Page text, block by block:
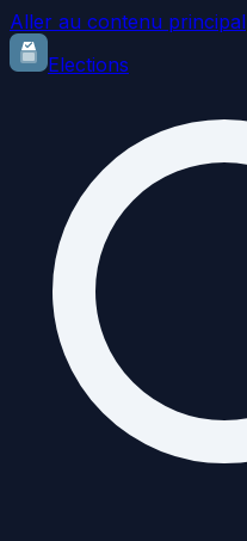
Aller au contenu principal
Elections